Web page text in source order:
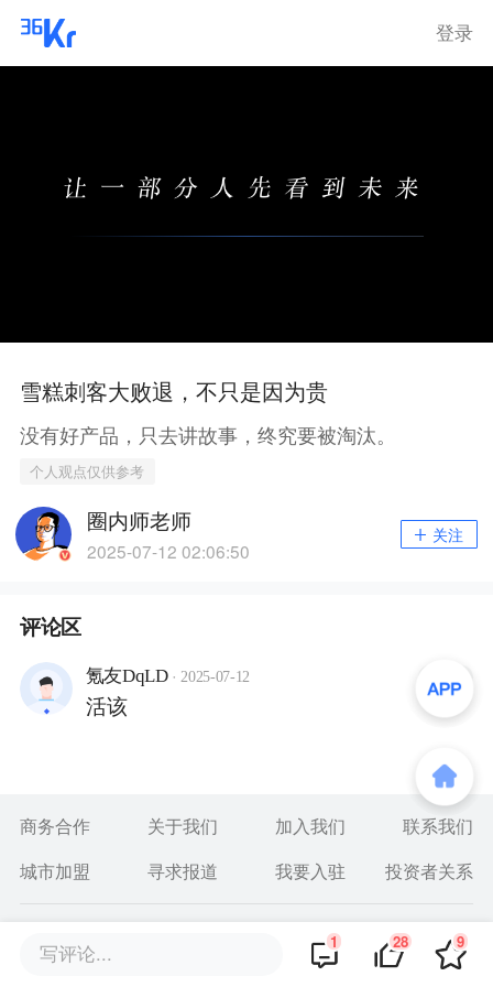
登录
雪糕刺客大败退，不只是因为贵
没有好产品，只去讲故事，终究要被淘汰。
个人观点仅供参考
圈内师老师
2025-07-12 02:06:50
关注
评论区
氪友DqLD · 2025-07-12 回复
活该
写评论... 1 28 9
商务合作 关于我们 加入我们
联系我们
城市加盟
寻求报道 我要入驻 投资者关系
违法和不良信息、未成年人保护举报电话：010-89650707
举报邮箱：jubao@36kr.com 网上有害信息举报